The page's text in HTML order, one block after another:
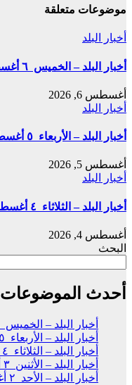
موضوعات متعلقة
أخبار البلد
أخبار البلد – الخميس ٦ أغسطس ٢٠٢٦م
أغسطس 6, 2026
أخبار البلد
أخبار البلد – الأربعاء ٥ أغسطس ٢٠٢٦م
أغسطس 5, 2026
أخبار البلد
أخبار البلد – الثلاثاء ٤ أغسطس ٢٠٢٦م
أغسطس 4, 2026
البحث
أحدث الموضوعات
أخبار البلد – الخميس ٦ أغسطس ٢٠٢٦م
أخبار البلد – الأربعاء ٥ أغسطس ٢٠٢٦م
أخبار البلد – الثلاثاء ٤ أغسطس ٢٠٢٦م
أخبار البلد – الأثنين ٣ أغسطس ٢٠٢٦م
أخبار البلد – الأحد ٢ أغسطس ٢٠٢٦م